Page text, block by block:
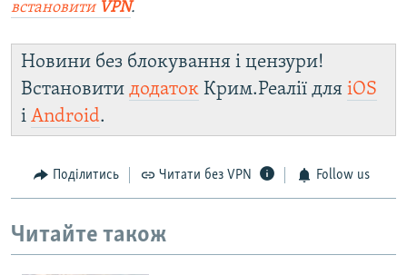
встановити VPN.
Новини без блокування і цензури!
Встановити додаток Крим.Реалії для iOS
і Android.
Поділитись Читати без VPN Follow us
Читайте також